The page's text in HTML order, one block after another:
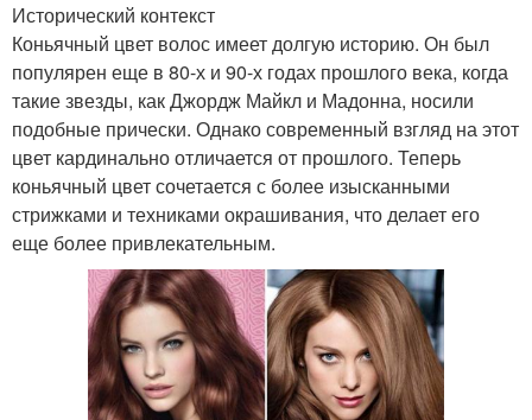
Исторический контекст
Коньячный цвет волос имеет долгую историю. Он был
популярен еще в 80-х и 90-х годах прошлого века, когда
такие звезды, как Джордж Майкл и Мадонна, носили
подобные прически. Однако современный взгляд на этот
цвет кардинально отличается от прошлого. Теперь
коньячный цвет сочетается с более изысканными
стрижками и техниками окрашивания, что делает его
еще более привлекательным.